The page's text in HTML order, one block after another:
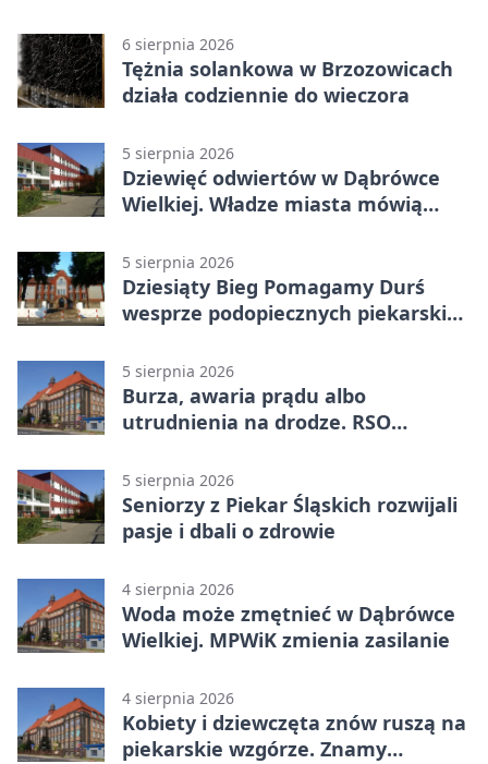
6 sierpnia 2026
Tężnia solankowa w Brzozowicach
działa codziennie do wieczora
5 sierpnia 2026
Dziewięć odwiertów w Dąbrówce
Wielkiej. Władze miasta mówią
5 sierpnia 2026
Dziesiąty Bieg Pomagamy Durś
wesprze podopiecznych piekarskich
5 sierpnia 2026
Burza, awaria prądu albo
utrudnienia na drodze. RSO
5 sierpnia 2026
Seniorzy z Piekar Śląskich rozwijali
pasje i dbali o zdrowie
4 sierpnia 2026
Woda może zmętnieć w Dąbrówce
Wielkiej. MPWiK zmienia zasilanie
4 sierpnia 2026
Kobiety i dziewczęta znów ruszą na
piekarskie wzgórze. Znamy